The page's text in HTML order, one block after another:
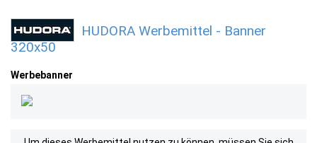
HUDORA Werbemittel - Banner
320x50
Werbebanner